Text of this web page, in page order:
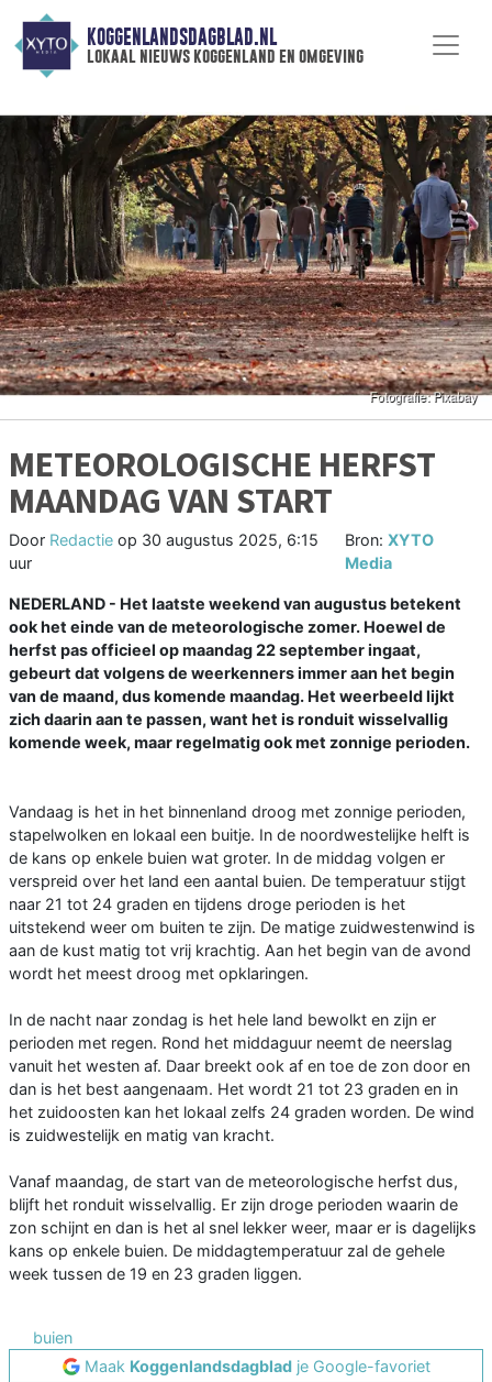
KOGGENLANDSDAGBLAD.NL
lokaal nieuws koggenland en omgeving
METEOROLOGISCHE HERFST
MAANDAG VAN START
Door Redactie op 30 augustus 2025, 6:15
uur
Bron: XYTO
Media
NEDERLAND - Het laatste weekend van augustus betekent
ook het einde van de meteorologische zomer. Hoewel de
herfst pas officieel op maandag 22 september ingaat,
gebeurt dat volgens de weerkenners immer aan het begin
van de maand, dus komende maandag. Het weerbeeld lijkt
zich daarin aan te passen, want het is ronduit wisselvallig
komende week, maar regelmatig ook met zonnige perioden.
Vandaag is het in het binnenland droog met zonnige perioden,
stapelwolken en lokaal een buitje. In de noordwestelijke helft is
de kans op enkele buien wat groter. In de middag volgen er
verspreid over het land een aantal buien. De temperatuur stijgt
naar 21 tot 24 graden en tijdens droge perioden is het
uitstekend weer om buiten te zijn. De matige zuidwestenwind is
aan de kust matig tot vrij krachtig. Aan het begin van de avond
wordt het meest droog met opklaringen.
In de nacht naar zondag is het hele land bewolkt en zijn er
perioden met regen. Rond het middaguur neemt de neerslag
vanuit het westen af. Daar breekt ook af en toe de zon door en
dan is het best aangenaam. Het wordt 21 tot 23 graden en in
het zuidoosten kan het lokaal zelfs 24 graden worden. De wind
is zuidwestelijk en matig van kracht.
Vanaf maandag, de start van de meteorologische herfst dus,
blijft het ronduit wisselvallig. Er zijn droge perioden waarin de
zon schijnt en dan is het al snel lekker weer, maar er is dagelijks
kans op enkele buien. De middagtemperatuur zal de gehele
week tussen de 19 en 23 graden liggen.
buien
Maak Koggenlandsdagbladje Google-favoriet